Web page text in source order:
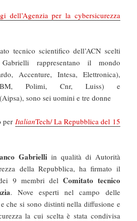
dell’Agenzia per la cybersicurezza
tecnico scientifico dell’ACN scelti
rappresentano il mondo
Accenture, Intesa, Elettronica),
Polimi, Cnr, Luiss) e
sono sei uomini e tre donne
per ItalianTech/ La Repubblica del 15
Gabrielli in qualità di Autorità
della Repubblica, ha firmato il
9 membri del Comitato tecnico
. Nove esperti nel campo delle
che si sono distinti nella diffusione e
la cui scelta è stata condivisa